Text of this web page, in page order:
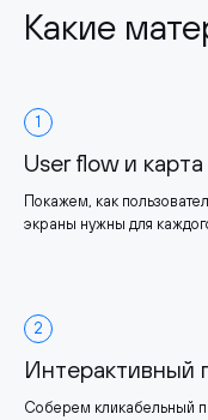
Какие
1
User flow и
Покажем, как
экраны нужны для
2
Интерактивный
Соберем кликабельный